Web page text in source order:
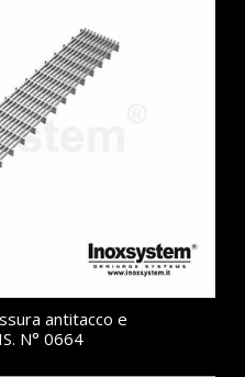
antitacco e
N° 0664